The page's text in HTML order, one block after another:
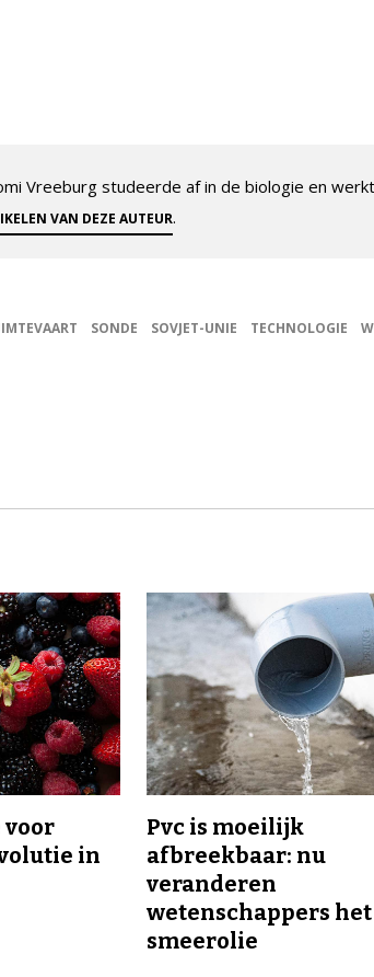
Vreeburg studeerde af in de biologie en
VAN DEZE AUTEUR.
SONDE SOVJET-UNIE TECHNOLOGIE
voor
in
Pvc is moeilijk
afbreekbaar: nu
veranderen
wetenschappers
smeerolie